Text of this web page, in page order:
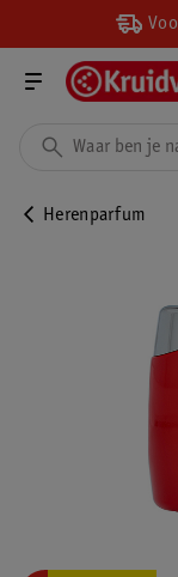
Herenparfum